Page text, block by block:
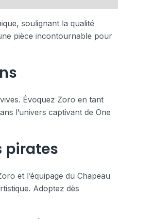
soulignant la qualité
pièce incontournable pour
Évoquez Zoro en tant
l’univers captivant de One
pirates
et l’équipage du Chapeau
Adoptez dès